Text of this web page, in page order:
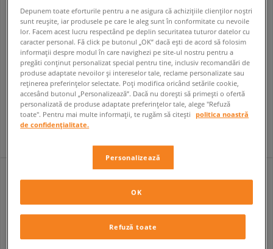
DICKIES PULOVĂR RUSTON SWEATER
bărbați
329,99 RON
649,99 RON
359,99 RON
- cel mai mic preț
bărbați
179,99 RON
419,99 RON
199,99 RON - cel mai mic preț
Depunem toate eforturile pentru a ne asigura că achizițiile clienților noștri
sunt reușite, iar produsele pe care le aleg sunt în conformitate cu nevoile
lor. Facem acest lucru respectând pe deplin securitatea tuturor datelor cu
caracter personal. Fă click pe butonul „OK” dacă ești de acord să folosim
informații despre modul în care navighezi pe site-ul nostru pentru a
pregăti conținut personalizat special pentru tine, inclusiv recomandări de
produse adaptate nevoilor și intereselor tale, reclame personalizate sau
reținerea preferințelor selectate. Poți modifica oricând setările cookie,
accesând butonul „Personalizează”. Dacă nu dorești să primești o ofertă
personalizată de produse adaptate preferințelor tale, alege "Refuză
toate". Pentru mai multe informații, te rugăm să citești
politica noastră
de confidențialitate.
Personalizează
Refuză toate
OK